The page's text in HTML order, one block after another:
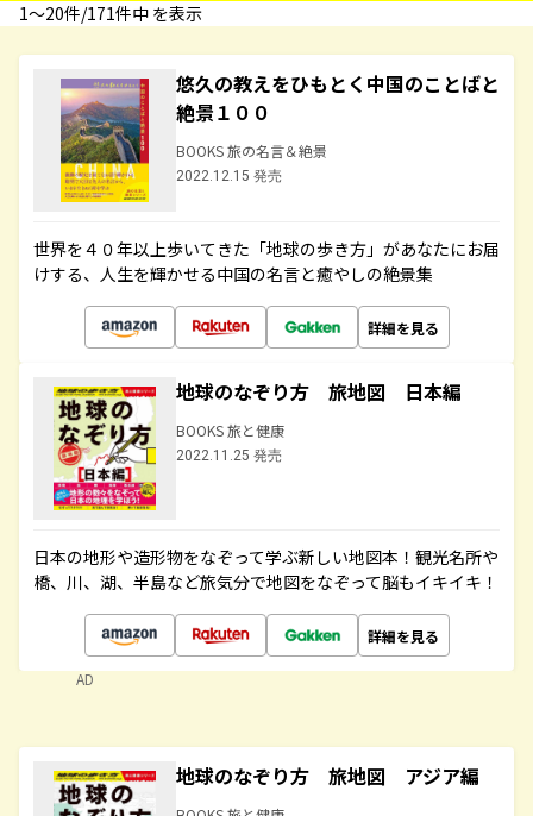
1〜20件/171件中 を表示
悠久の教えをひもとく中国のことばと
絶景１００
BOOKS 旅の名言＆絶景
2022.12.15 発売
世界を４０年以上歩いてきた「地球の歩き方」があなたにお届
けする、人生を輝かせる中国の名言と癒やしの絶景集
詳細を見る
地球のなぞり方 旅地図 日本編
BOOKS 旅と健康
2022.11.25 発売
日本の地形や造形物をなぞって学ぶ新しい地図本！観光名所や
橋、川、湖、半島など旅気分で地図をなぞって脳もイキイキ！
詳細を見る
AD
地球のなぞり方 旅地図 アジア編